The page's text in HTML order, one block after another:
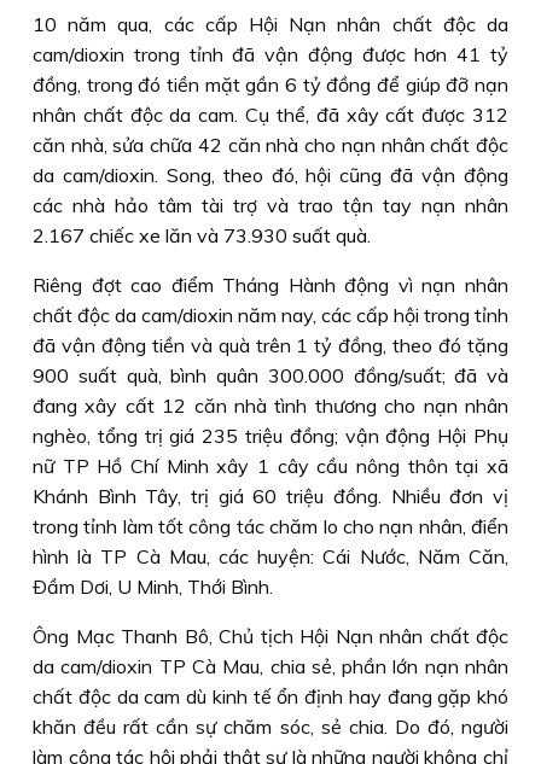
10 năm qua, các cấp Hội Nạn nhân chất độc da
cam/dioxin trong tỉnh đã vận động được hơn 41 tỷ
đồng, trong đó tiền mặt gần 6 tỷ đồng để giúp đỡ nạn
nhân chất độc da cam. Cụ thể, đã xây cất được 312
căn nhà, sửa chữa 42 căn nhà cho nạn nhân chất độc
da cam/dioxin. Song, theo đó, hội cũng đã vận động
các nhà hảo tâm tài trợ và trao tận tay nạn nhân
2.167 chiếc xe lăn và 73.930 suất quà.
Riêng đợt cao điểm Tháng Hành động vì nạn nhân
chất độc da cam/dioxin năm nay, các cấp hội trong tỉnh
đã vận động tiền và quà trên 1 tỷ đồng, theo đó tặng
900 suất quà, bình quân 300.000 đồng/suất; đã và
đang xây cất 12 căn nhà tình thương cho nạn nhân
nghèo, tổng trị giá 235 triệu đồng; vận động Hội Phụ
nữ TP Hồ Chí Minh xây 1 cây cầu nông thôn tại xã
Khánh Bình Tây, trị giá 60 triệu đồng. Nhiều đơn vị
trong tỉnh làm tốt công tác chăm lo cho nạn nhân, điển
hình là TP Cà Mau, các huyện: Cái Nước, Năm Căn,
Ðầm Dơi, U Minh, Thới Bình.
Ông Mạc Thanh Bô, Chủ tịch Hội Nạn nhân chất độc
da cam/dioxin TP Cà Mau, chia sẻ, phần lớn nạn nhân
chất độc da cam dù kinh tế ổn định hay đang gặp khó
khăn đều rất cần sự chăm sóc, sẻ chia. Do đó, người
làm công tác hội phải thật sự là những người không chỉ